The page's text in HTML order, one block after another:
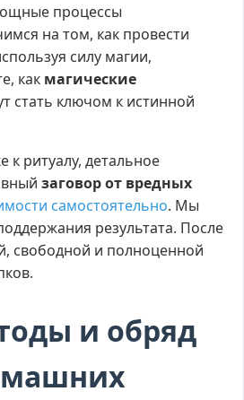
процессы
на том, как провести
силу магии,
как магические
стать ключом к истинной
к ритуалу, детальное
заговор от вредных
самостоятельно. Мы
результата. После
свободной и полноценной
и обряд